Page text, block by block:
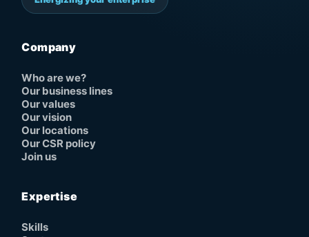
Company
Who are we?
Our business lines
Our values
Our vision
Our locations
Our CSR policy
Join us
Expertise
Skills